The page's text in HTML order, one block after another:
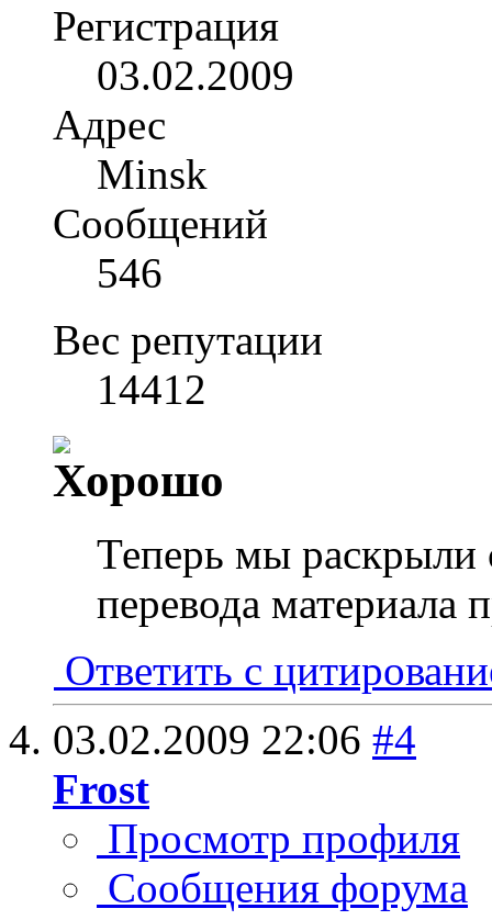
Регистрация
03.02.2009
Адрес
Minsk
Сообщений
546
Вес репутации
14412
Теперь мы раскрыли
перевода материала
Ответить с
03.02.2009 22:06 #4
Frost
Просмотр профиля
Сообщения форума